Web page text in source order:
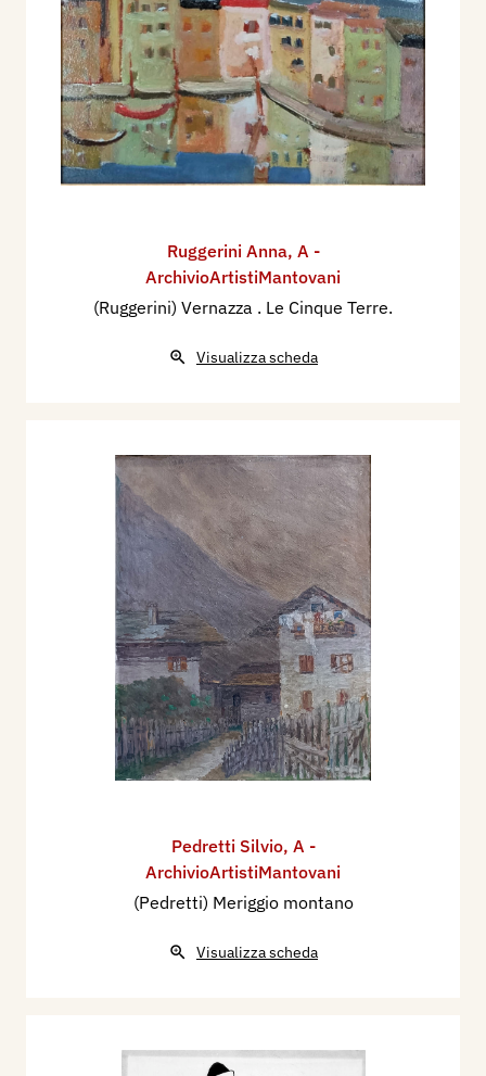
Ruggerini Anna, A -
ArchivioArtistiMantovani
(Ruggerini) Vernazza . Le Cinque Terre.
Visualizza scheda
Pedretti Silvio, A -
ArchivioArtistiMantovani
(Pedretti) Meriggio montano
Visualizza scheda